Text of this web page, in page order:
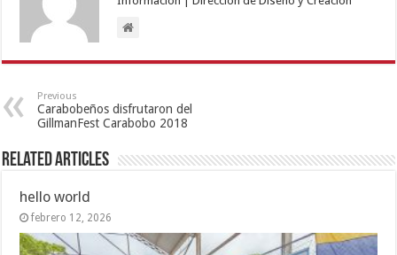
Previous
Carabobeños disfrutaron del
GillmanFest Carabobo 2018
Related Articles
hello world
febrero 12, 2026